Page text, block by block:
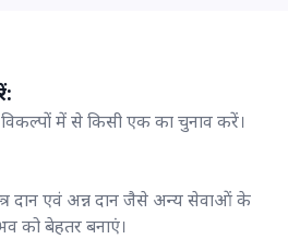
में से किसी एक का चुनाव करें।
दान एवं अन्न दान जैसे अन्य सेवाओं के
को बेहतर बनाएं।